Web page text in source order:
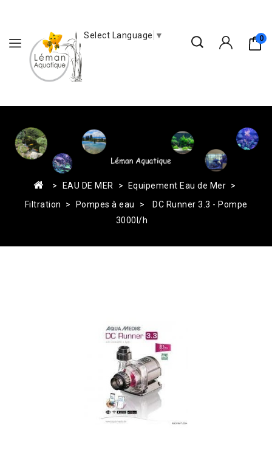
0
Select Language ▼
EAU DE MER
Equipement Eau de Mer
Filtration
Pompes à eau
DC Runner 3.3 - Pompe
3000l/h